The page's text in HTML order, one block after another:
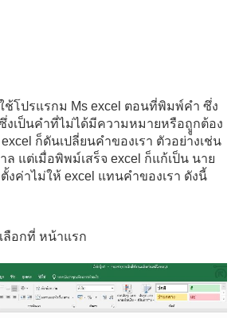
ช้โปรแรกม Ms excel ตอนที่พิมพ์คำ ซึ่ง
งเป็นคำที่ไม่ได้มีความหมายหรือถููกต้อง
ก็ดันเปลี่ยนคำของเรา ตัวอย่างเช่น
ล แต่เมื่อพิพม์เสร็จ excel ก็แก้เป็น นาย
งค่าไม่ให้ excel แทนคำของเรา ดังนี้
ลือกที่ หน้าแรก